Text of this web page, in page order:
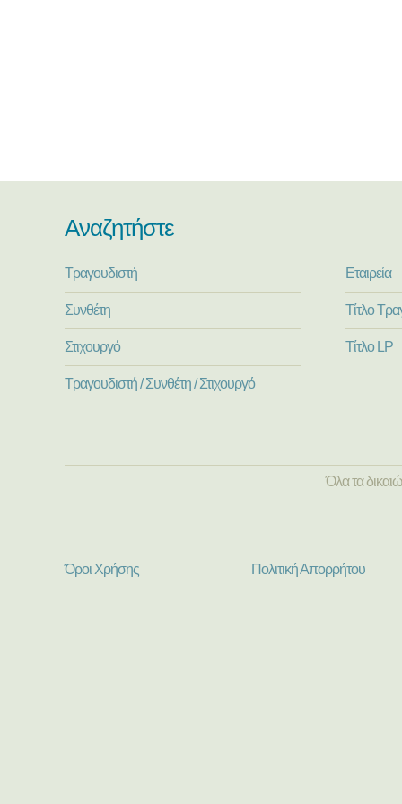
Αναζητήστε
Τραγουδιστή
Συνθέτη
Στιχουργό
Τραγουδιστή / Συνθέτη / Στιχουργό
Εταιρεία
Τίτλο
Τίτλο LP
Όλα τα
Όροι Χρήσης Πολιτική Απορρήτου